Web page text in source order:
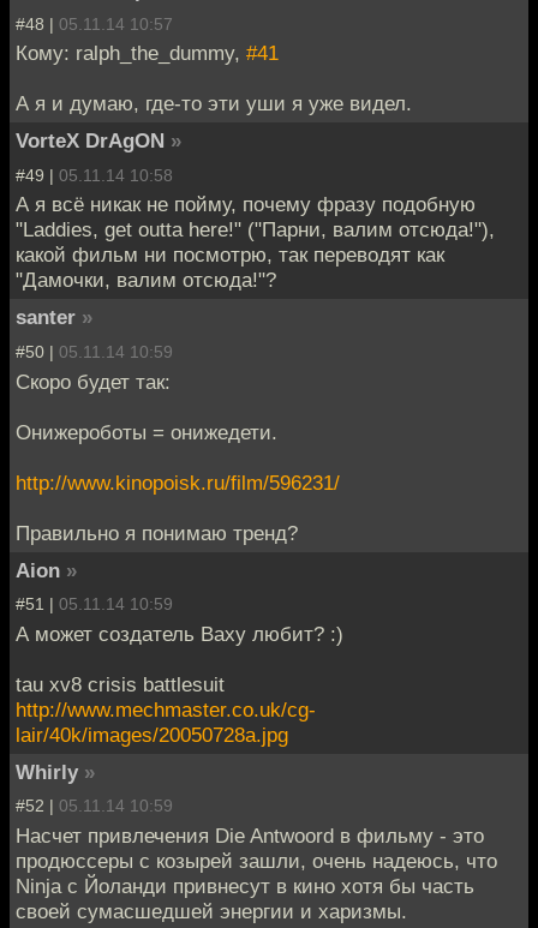
#48 | 05.11.14 10:57
Кому: ralph_the_dummy, #41
А я и думаю, где-то эти уши я уже видел.
VorteX DrAgON »
#49 | 05.11.14 10:58
А я всё никак не пойму, почему фразу подобную
"Laddies, get outta here!" ("Парни, валим отсюда!"),
какой фильм ни посмотрю, так переводят как
"Дамочки, валим отсюда!"?
santer »
#50 | 05.11.14 10:59
Скоро будет так:
Онижероботы = онижедети.
http://www.kinopoisk.ru/film/596231/
Правильно я понимаю тренд?
Aion »
#51 | 05.11.14 10:59
А может создатель Ваху любит? :)
tau xv8 crisis battlesuit
http://www.mechmaster.co.uk/cg-
lair/40k/images/20050728a.jpg
Whirly »
#52 | 05.11.14 10:59
Насчет привлечения Die Antwoord в фильму - это
продюссеры с козырей зашли, очень надеюсь, что
Ninja с Йоланди привнесут в кино хотя бы часть
своей сумасшедшей энергии и харизмы.